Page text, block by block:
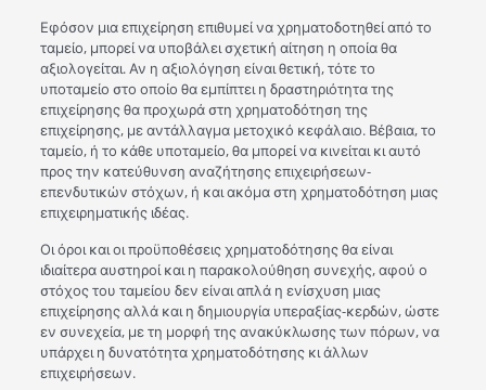
Εφόσον μια επιχείρηση επιθυμεί να χρηματοδοτηθεί από το
ταμείο, μπορεί να υποβάλει σχετική αίτηση η οποία θα
αξιολογείται. Αν η αξιολόγηση είναι θετική, τότε το
υποταμείο στο οποίο θα εμπίπτει η δραστηριότητα της
επιχείρησης θα προχωρά στη χρηματοδότηση της
επιχείρησης, με αντάλλαγμα μετοχικό κεφάλαιο. Βέβαια, το
ταμείο, ή το κάθε υποταμείο, θα μπορεί να κινείται κι αυτό
προς την κατεύθυνση αναζήτησης επιχειρήσεων-
επενδυτικών στόχων, ή και ακόμα στη χρηματοδότηση μιας
επιχειρηματικής ιδέας.
Οι όροι και οι προϋποθέσεις χρηματοδότησης θα είναι
ιδιαίτερα αυστηροί και η παρακολούθηση συνεχής, αφού ο
στόχος του ταμείου δεν είναι απλά η ενίσχυση μιας
επιχείρησης αλλά και η δημιουργία υπεραξίας-κερδών, ώστε
εν συνεχεία, με τη μορφή της ανακύκλωσης των πόρων, να
υπάρχει η δυνατότητα χρηματοδότησης κι άλλων
επιχειρήσεων.